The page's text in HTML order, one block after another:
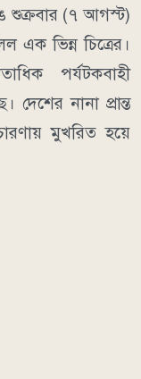
শুক্রবার (৭ আগস্ট)
এক ভিন্ন চিত্রের।
পর্যটকবাহী
নানা প্রান্ত
মুখরিত হয়ে